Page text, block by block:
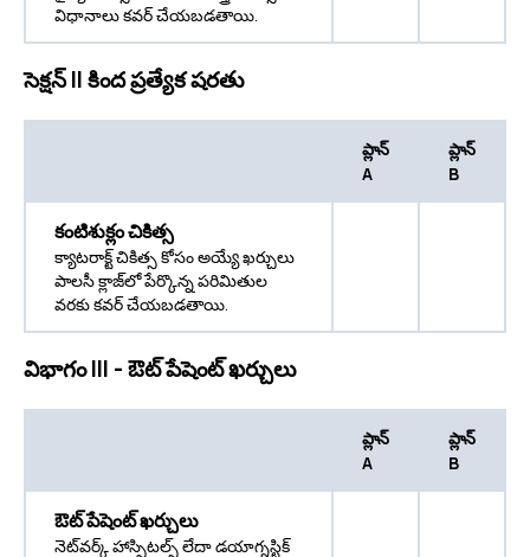
విధానాలు కవర్ చేయబడతాయి.
సెక్షన్ II కింద ప్రత్యేక షరతు
ప్లాన్
A
ప్లాన్
B
కంటిశుక్లం చికిత్స
క్యాటరాక్ట్ చికిత్స కోసం అయ్యే ఖర్చులు
పాలసీ క్లాజ్‌లో పేర్కొన్న పరిమితుల
వరకు కవర్ చేయబడతాయి.
విభాగం III - ఔట్ పేషెంట్ ఖర్చులు
ప్లాన్
A
ప్లాన్
B
ఔట్ పేషెంట్ ఖర్చులు
నెట్‌వర్క్ హాస్పిటల్స్ లేదా డయాగ్నస్టిక్